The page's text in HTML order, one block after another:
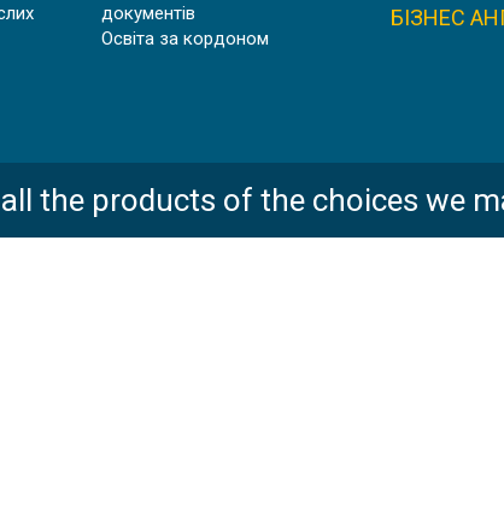
документів
Освіта за кордоном
БІЗНЕС
the products of the choices we